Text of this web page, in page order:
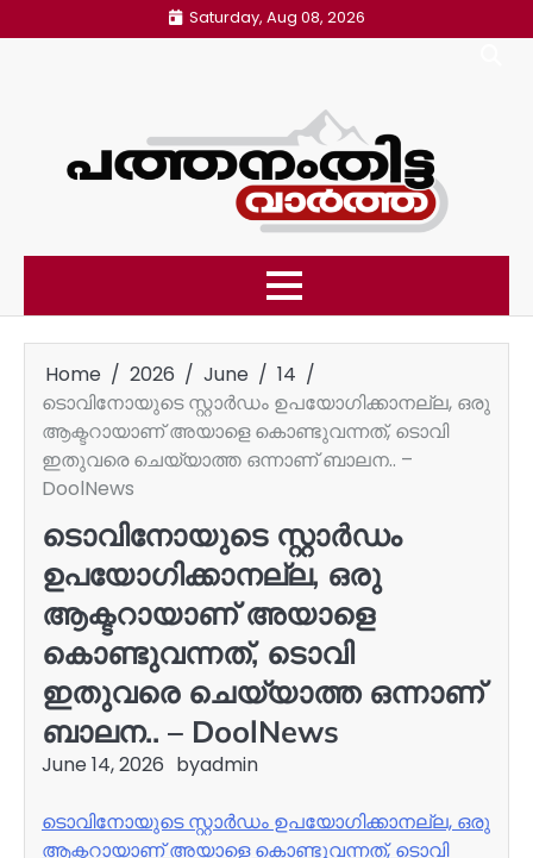
to
Saturday, Aug 08, 2026
Home 2026 June
14
ടൊവിനോയുടെ സ്റ്റാര്‍ഡം ഉപയോഗിക്കാനല്ല, ഒരു
ആക്ടറായാണ് അയാളെ കൊണ്ടുവന്നത്, ടൊവി
ഇതുവരെ ചെയ്യാത്ത ഒന്നാണ് ബാലന.. –
DoolNews
ടൊവിനോയുടെ സ്റ്റാര്‍ഡം
ഉപയോഗിക്കാനല്ല, ഒരു
ആക്ടറായാണ് അയാളെ
കൊണ്ടുവന്നത്, ടൊവി
ഇതുവരെ ചെയ്യാത്ത ഒന്നാണ്
ബാലന.. – DoolNews
June 14, 2026 byadmin
ടൊവിനോയുടെ സ്റ്റാര്‍ഡം ഉപയോഗിക്കാനല്ല, ഒരു
ആക്ടറായാണ് അയാളെ കൊണ്ടുവന്നത്, ടൊവി